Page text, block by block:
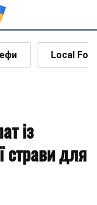
Local
із
страви для